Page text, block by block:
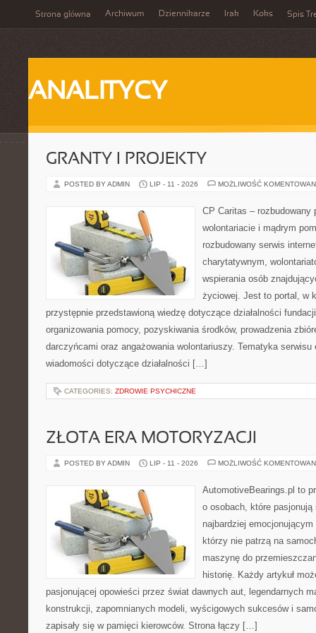
Strona główna Archiwum Dziennikarze Irak Koks Spis
ANALITYCY
GRANTY I PROJEKTY
POSTED BY ADMIN LIP - 11 - 2026 MOŻLIWOŚĆ
CP Caritas – rozbudowany
wolontariacie i mądrym
rozbudowany serwis
charytatywnym,
wspierania osób
życiowej. Jest to portal, w
przystępnie przedstawioną wiedzę dotyczące działalności
organizowania pomocy, pozyskiwania środków, prowadzenia
darczyńcami oraz angażowania wolontariuszy. Tematyka
wiadomości dotyczące działalności […]
CATEGORIES: ZDROWIE PSYCHICZNE
ZŁOTA ERA MOTORYZACJI
POSTED BY ADMIN LIP - 11 - 2026 MOŻLIWOŚĆ
AutomotiveBearings.pl to
o osobach, które
najbardziej
którzy nie patrzą na
maszynę do
historię. Każdy artykuł
pasjonującej opowieści przez świat dawnych aut, legendarnych
konstrukcji, zapomnianych modeli, wyścigowych sukcesów i
zapisały się w pamięci kierowców. Strona łączy […]